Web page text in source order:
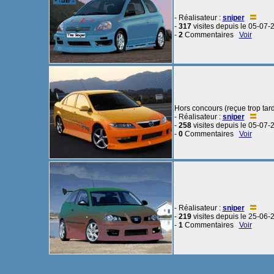
- Réalisateur : sniper
- 317visites depuis le 05-07-
- 2Commentaires Voir
Hors concours (reçue trop
- Réalisateur : sniper
- 258visites depuis le 05-07-
- 0Commentaires Voir
- Réalisateur : sniper
- 219visites depuis le 25-06-
- 1Commentaires Voir